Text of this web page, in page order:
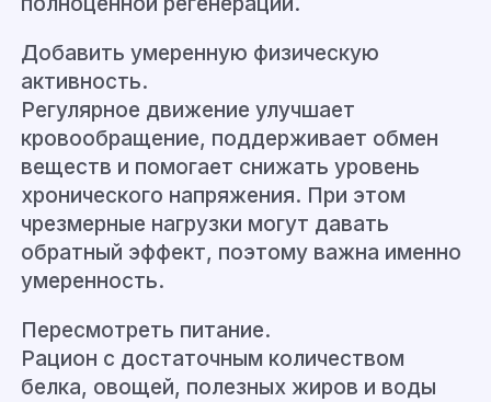
Добавить умеренную физическую
активность.
Регулярное движение улучшает
кровообращение, поддерживает обмен
веществ и помогает снижать уровень
хронического напряжения. При этом
чрезмерные нагрузки могут давать
обратный эффект, поэтому важна именно
умеренность.
Пересмотреть питание.
Рацион с достаточным количеством
белка, овощей, полезных жиров и воды